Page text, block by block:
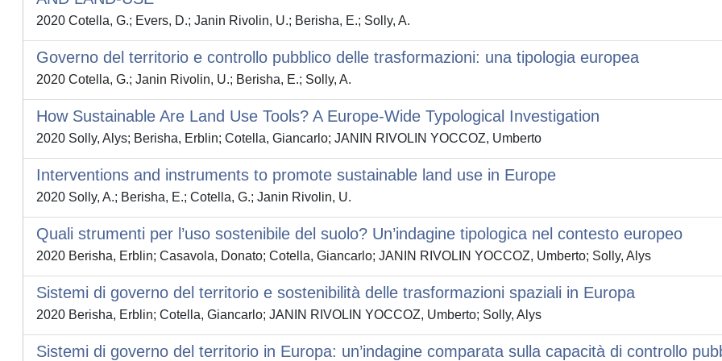
2020 Cotella, G.; Evers, D.; Janin Rivolin, U.; Berisha, E.; Solly, A.
Governo del territorio e controllo pubblico delle trasformazioni: una tipologia europea
2020 Cotella, G.; Janin Rivolin, U.; Berisha, E.; Solly, A.
How Sustainable Are Land Use Tools? A Europe-Wide Typological Investigation
2020 Solly, Alys; Berisha, Erblin; Cotella, Giancarlo; JANIN RIVOLIN YOCCOZ, Umberto
Interventions and instruments to promote sustainable land use in Europe
2020 Solly, A.; Berisha, E.; Cotella, G.; Janin Rivolin, U.
Quali strumenti per l’uso sostenibile del suolo? Un’indagine tipologica nel contesto europeo
2020 Berisha, Erblin; Casavola, Donato; Cotella, Giancarlo; JANIN RIVOLIN YOCCOZ, Umberto; Solly, Alys
Sistemi di governo del territorio e sostenibilità delle trasformazioni spaziali in Europa
2020 Berisha, Erblin; Cotella, Giancarlo; JANIN RIVOLIN YOCCOZ, Umberto; Solly, Alys
Sistemi di governo del territorio in Europa: un’indagine comparata sulla capacità di controllo